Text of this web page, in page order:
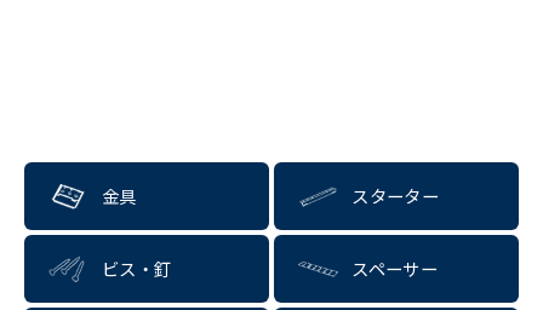
金具 スターター
ビス・釘 スペーサー